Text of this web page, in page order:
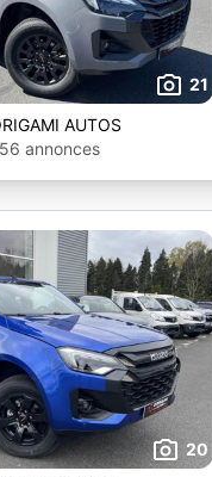
21
AUTOS
annonces
20